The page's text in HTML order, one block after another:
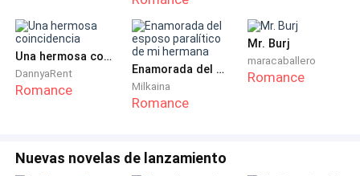
logré encajar.
Pero luego del raro virus que atacó mi estómago, el
vómito, la fiebre y falta de apetito me hicieron perder
casi 10 kilos este verano, definitivamente todo un
la reemplazó por ropa más ajustada y de colores
Una hermosa coincidencia
DannyaRent
Romance
Enamorada del esposo paralítico de mi hermana
Milkaina
Romance
Mr. Burj
maracaballero
Romance
Nuevas novelas de lanzamiento